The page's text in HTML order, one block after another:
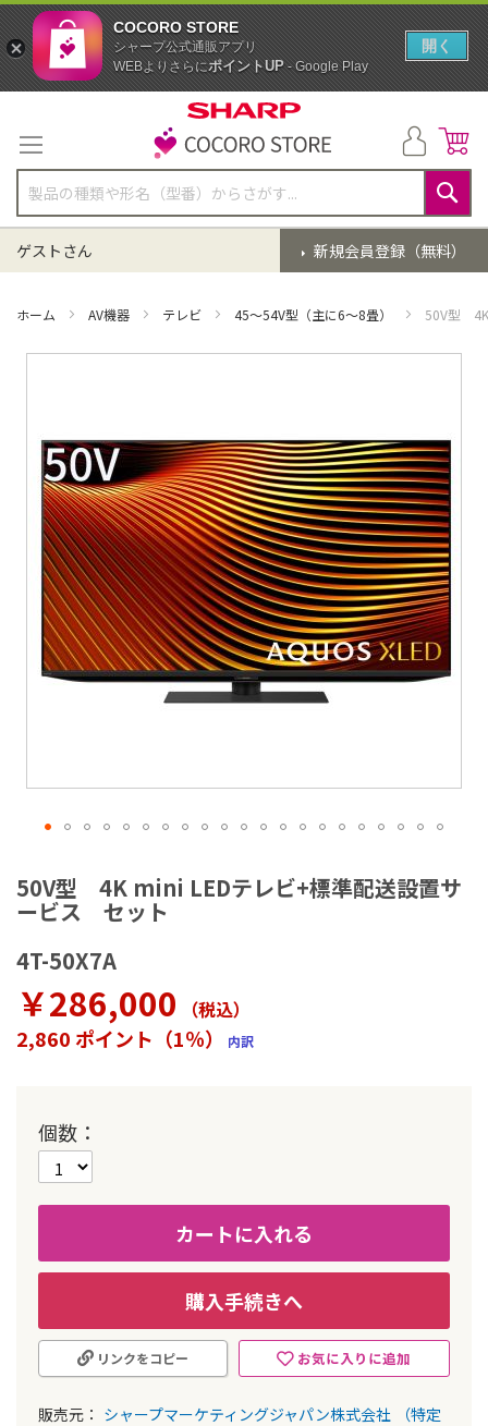
テ
ン
ツ
に
ス
キ
ッ
検
索
新規会員登録（無料）
ゲストさん
ホーム AV機器 テレビ 45～54V型（主に6～8畳） 50V型
50V型 4K mini LEDテレビ+標準配送設置サ
ービス セット
4T-50X7A
￥286,000 （税込）
2,860 ポイント（1％） 内訳
個数
カートに入れる
購入手続きへ
お気に入りに追加
リンクをコピー
販売元： シャープマーケティングジャパン株式会社
（特定
メ
ー
ジ
ャ
リ
ー
の
移
動
す
る
COCORO STORE
シャープ公式通販アプリ
WEBよりさらにポイントUP- Google Play
開く